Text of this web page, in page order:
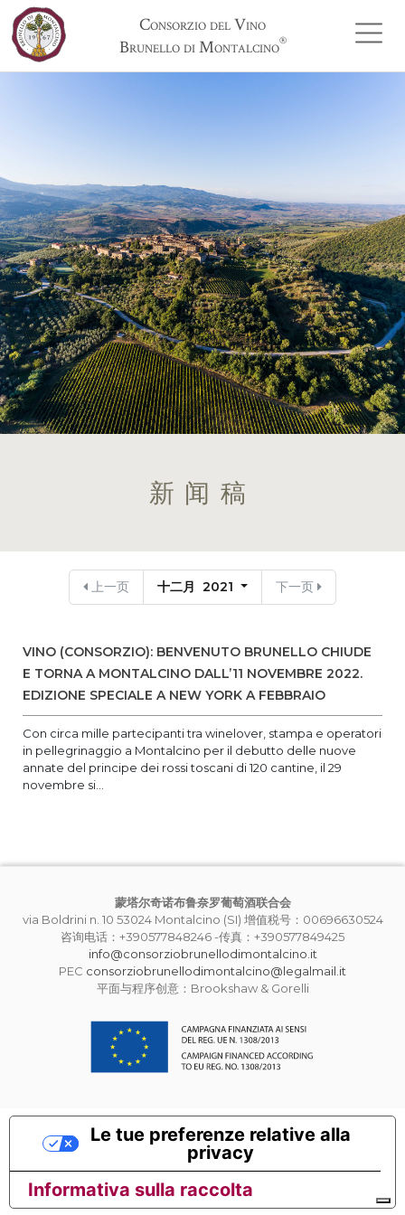
Consorzio del Vino
Brunello di Montalcino®
新闻稿
上一页 十二月 2021 下一页
VINO (CONSORZIO): BENVENUTO BRUNELLO CHIUDE
E TORNA A MONTALCINO DALL’11 NOVEMBRE 2022.
EDIZIONE SPECIALE A NEW YORK A FEBBRAIO
Con circa mille partecipanti tra winelover, stampa e operatori
in pellegrinaggio a Montalcino per il debutto delle nuove
annate del principe dei rossi toscani di 120 cantine, il 29
novembre si...
蒙塔尔奇诺布鲁奈罗葡萄酒联合会
via Boldrini n. 10 53024 Montalcino (SI) 增值税号：00696630524
咨询电话：+390577848246 -传真：+390577849425
info@consorziobrunellodimontalcino.it
PEC consorziobrunellodimontalcino@legalmail.it
平面与程序创意：Brookshaw & Gorelli
Informativa sulla raccolta
Le tue preferenze relative alla
privacy